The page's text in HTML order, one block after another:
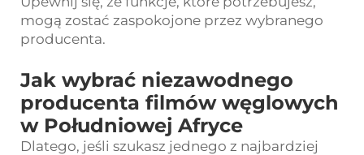
mogą zostać zaspokojone przez wybranego
producenta.
Jak wybrać niezawodnego
producenta filmów węglowych
w Południowej Afryce
Dlatego, jeśli szukasz jednego z najbardziej